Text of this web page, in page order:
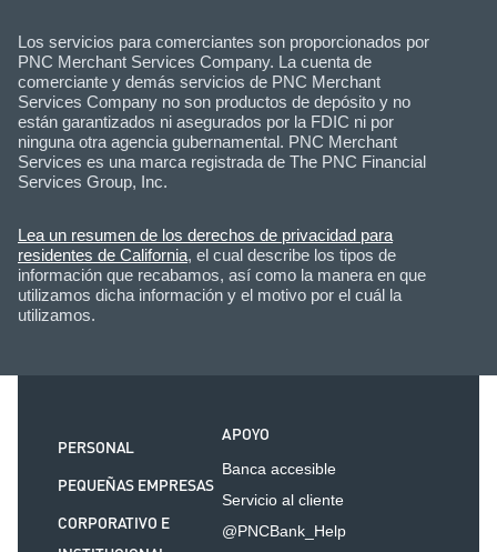
Los servicios para comerciantes son proporcionados por
PNC Merchant Services Company. La cuenta de
comerciante y demás servicios de PNC Merchant
Services Company no son productos de depósito y no
están garantizados ni asegurados por la FDIC ni por
ninguna otra agencia gubernamental. PNC Merchant
Services es una marca registrada de The PNC Financial
Services Group, Inc.
Lea un resumen de los derechos de privacidad para
residentes de California, el cual describe los tipos de
información que recabamos, así como la manera en que
utilizamos dicha información y el motivo por el cuál la
utilizamos.
PERSONAL
PEQUEÑAS EMPRESAS
CORPORATIVO E
APOYO
Banca accesible
Servicio al cliente
@PNCBank_Help